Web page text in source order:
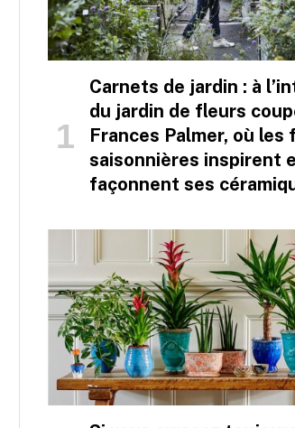
Carnets de jardin : à
du jardin de fleurs
Frances Palmer, où les
saisonnières inspirent
façonnent ses